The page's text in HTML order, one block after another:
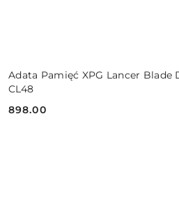
Adata Pamięć XPG Lancer Blade
CL48
Cena:
898.00